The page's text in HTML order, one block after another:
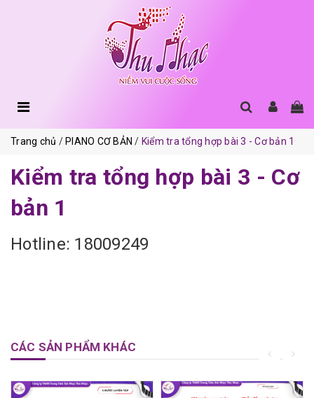
Trang chủ PIANO CƠ BẢN Kiểm tra tổng hợp bài 3 - Cơ bản 1
Kiểm tra tổng hợp bài 3 - Cơ
bản 1
Hotline: 18009249
CÁC SẢN PHẨM KHÁC